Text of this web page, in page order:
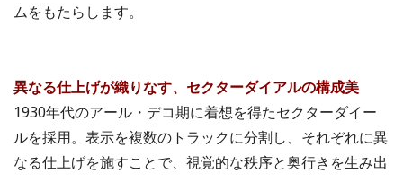
ムをもたらします。
異なる仕上げが織りなす、セクターダイアルの構成美
1930年代のアール・デコ期に着想を得たセクターダイー
ルを採用。表示を複数のトラックに分割し、それぞれに異
なる仕上げを施すことで、視覚的な秩序と奥行きを生み出